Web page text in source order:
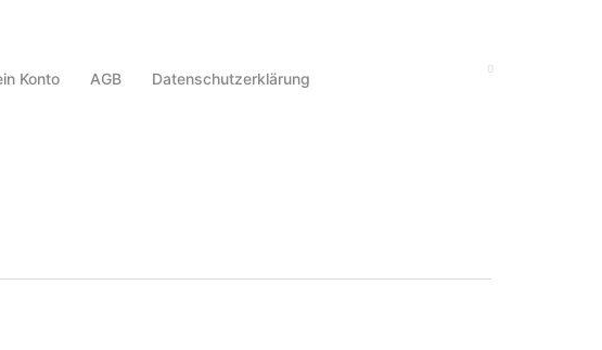
Konto AGB Datenschutzerklärung
0